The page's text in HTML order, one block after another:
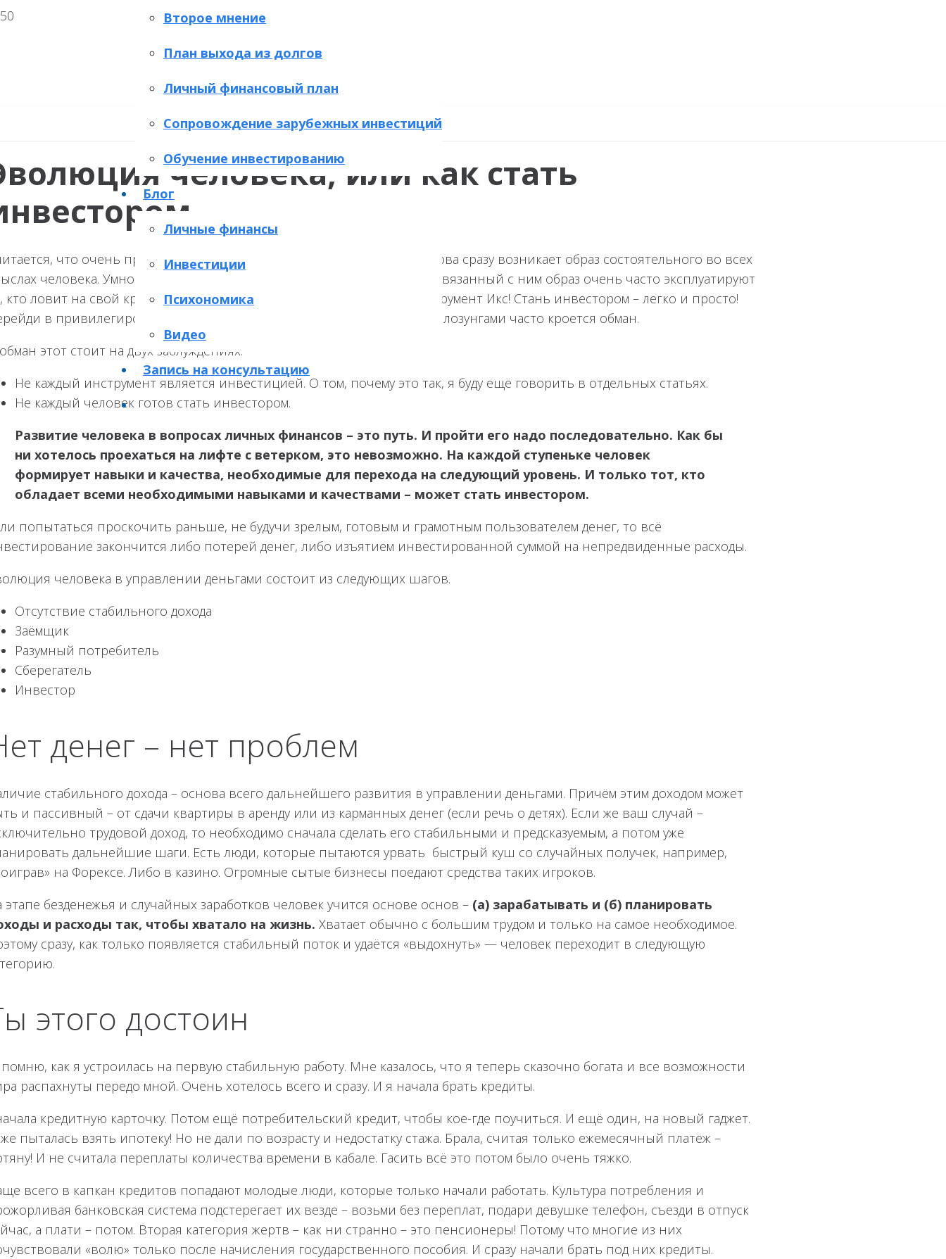
Второе мнение
План выхода из долгов
Личный финансовый план
Сопровождение зарубежных инвестиций
Обучение инвестированию
Блог
Личные финансы
Инвестиции
Психономика
Видео
Запись на консультацию
человека, или как стать
что очень престижно – быть инвестором. При звуке этого слова сразу возникает образ состоятельного во всех
человека. Умного, богатого, успешного. Так что и само слово, и связанный с ним образ очень часто эксплуатируют
кто ловит на свой крючок доверчивых граждан. Вложи деньги в инструмент Икс! Стань инвестором – легко и просто!
в привилегированный класс – быстро и легко! Однако за этими лозунгами часто кроется обман.
этот стоит на двух заблуждениях.
Не каждый инструмент является инвестицией. О том, почему это так, я буду ещё говорить в отдельных статьях.
Не каждый человек готов стать инвестором.
Развитие человека в вопросах личных финансов – это путь. И пройти его надо последовательно. Как бы
ни хотелось проехаться на лифте с ветерком, это невозможно. На каждой ступеньке человек
формирует навыки и качества, необходимые для перехода на следующий уровень. И только тот, кто
обладает всеми необходимыми навыками и качествами – может стать инвестором.
попытаться проскочить раньше, не будучи зрелым, готовым и грамотным пользователем денег, то всё
закончится либо потерей денег, либо изъятием инвестированной суммой на непредвиденные расходы.
человека в управлении деньгами состоит из следующих шагов.
Отсутствие стабильного дохода
Заёмщик
Разумный потребитель
Сберегатель
Инвестор
денег – нет проблем
стабильного дохода – основа всего дальнейшего развития в управлении деньгами. Причём этим доходом может
и пассивный – от сдачи квартиры в аренду или из карманных денег (если речь о детях). Если же ваш случай –
трудовой доход, то необходимо сначала сделать его стабильными и предсказуемым, а потом уже
дальнейшие шаги. Есть люди, которые пытаются урвать быстрый куш со случайных получек, например,
на Форексе. Либо в казино. Огромные сытые бизнесы поедают средства таких игроков.
этапе безденежья и случайных заработков человек учится основе основ – (а) зарабатывать и (б) планировать
и расходы так, чтобы хватало на жизнь. Хватает обычно с большим трудом и только на самое необходимое.
сразу, как только появляется стабильный поток и удаётся «выдохнуть» — человек переходит в следующую
этого достоин
как я устроилась на первую стабильную работу. Мне казалось, что я теперь сказочно богата и все возможности
распахнуты передо мной. Очень хотелось всего и сразу. И я начала брать кредиты.
кредитную карточку. Потом ещё потребительский кредит, чтобы кое-где поучиться. И ещё один, на новый гаджет.
пыталась взять ипотеку! Но не дали по возрасту и недостатку стажа. Брала, считая только ежемесячный платёж –
И не считала переплаты количества времени в кабале. Гасить всё это потом было очень тяжко.
всего в капкан кредитов попадают молодые люди, которые только начали работать. Культура потребления и
банковская система подстерегает их везде – возьми без переплат, подари девушке телефон, съезди в отпуск
а плати – потом. Вторая категория жертв – как ни странно – это пенсионеры! Потому что многие из них
«волю» только после начисления государственного пособия. И сразу начали брать под них кредиты.